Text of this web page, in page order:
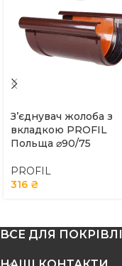
З’єднувач жолоба з
вкладкою PROFIL
Польща ⌀90/75
PROFIL
316 ₴
ВСЕ ДЛЯ ПОКРІВЛІ